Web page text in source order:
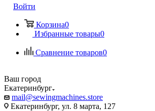
Войти
Корзина0
Избранные товары0
Сравнение товаров0
Ваш город
Екатеринбург
mail@sewingmachines.store
Екатеринбург, ул. 8 марта, 127